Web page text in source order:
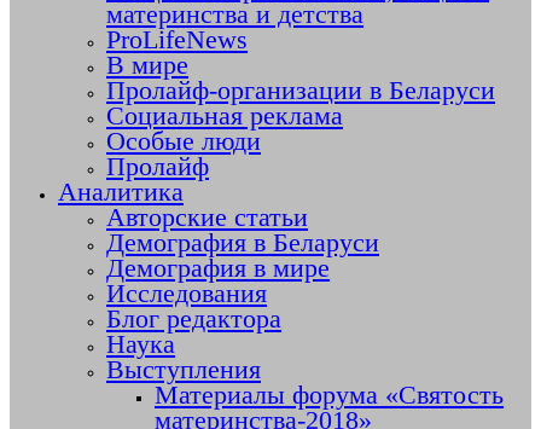
материнства и детства
ProLifeNews
В мире
Пролайф-организации в Беларуси
Социальная реклама
Особые люди
Пролайф
Аналитика
Авторские статьи
Демография в Беларуси
Демография в мире
Исследования
Блог редактора
Наука
Выступления
Материалы форума «Святость
материнства-2018»